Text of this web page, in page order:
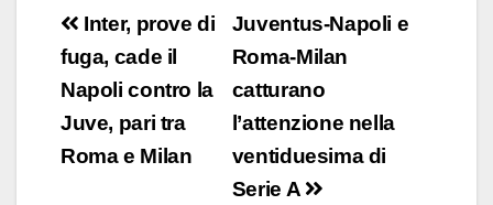
Navigazione
articoli
Juventus-Napoli e
Roma-Milan
catturano
l’attenzione nella
ventiduesima di
Serie A
Inter, prove di
fuga, cade il
Napoli contro la
Juve, pari tra
Roma e Milan